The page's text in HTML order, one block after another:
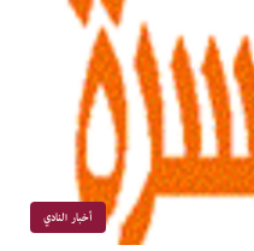
أخبار النادي